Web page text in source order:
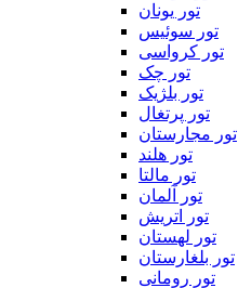
تور یونان
تور سوئیس
تور کرواسی
تور چک
تور بلژیک
تور پرتغال
تور مجارستان
تور هلند
تور مالتا
تور آلمان
تور اتریش
تور لهستان
تور بلغارستان
تور رومانی